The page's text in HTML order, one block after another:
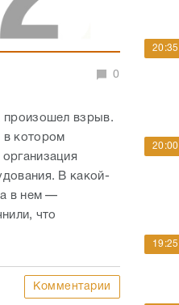
0
произошел взрыв.
в котором
В какой-
а в нем —
что
Комментарии
20:35
20:00
19:25